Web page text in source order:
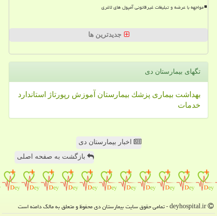
مواجهه با عرضه و تبلیغات غیرقانونی آمپول های لاغری
جدیدترین ها
تگهای بیمارستان دی
بهداشت بیماری پزشك بیمارستان آموزش رپورتاژ
استاندارد
خدمات
اخبار بیمارستان دی
بازگشت به صفحه اصلی